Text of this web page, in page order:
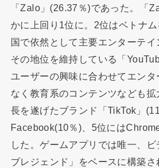
「Zalo」(26.37％)であった。「
かに上回り1位に。2位はベトナ
国で依然として主要エンターテ
その地位を維持している「
ユーザーの興味に合わせてエン
なく教育系のコンテンツなども
長を遂げたブランド「TikTok」
Facebook(10％)、5位には
した。ゲームアプリでは唯一、
ブレジェンド」をベースに構築